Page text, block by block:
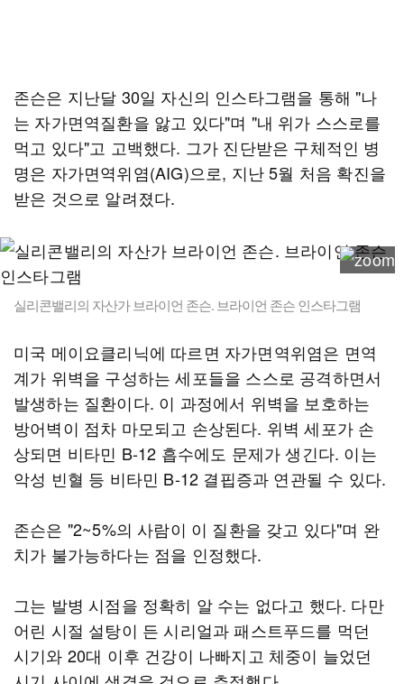
존슨은 지난달 30일 자신의 인스타그램을 통해 "나
는 자가면역질환을 앓고 있다"며 "내 위가 스스로를
먹고 있다"고 고백했다. 그가 진단받은 구체적인 병
명은 자가면역위염(AIG)으로, 지난 5월 처음 확진을
받은 것으로 알려졌다.
실리콘밸리의 자산가 브라이언 존슨. 브라이언 존슨 인스타그램
미국 메이요클리닉에 따르면 자가면역위염은 면역
계가 위벽을 구성하는 세포들을 스스로 공격하면서
발생하는 질환이다. 이 과정에서 위벽을 보호하는
방어벽이 점차 마모되고 손상된다. 위벽 세포가 손
상되면 비타민 B-12 흡수에도 문제가 생긴다. 이는
악성 빈혈 등 비타민 B-12 결핍증과 연관될 수 있다.
존슨은 "2~5%의 사람이 이 질환을 갖고 있다"며 완
치가 불가능하다는 점을 인정했다.
그는 발병 시점을 정확히 알 수는 없다고 했다. 다만
어린 시절 설탕이 든 시리얼과 패스트푸드를 먹던
시기와 20대 이후 건강이 나빠지고 체중이 늘었던